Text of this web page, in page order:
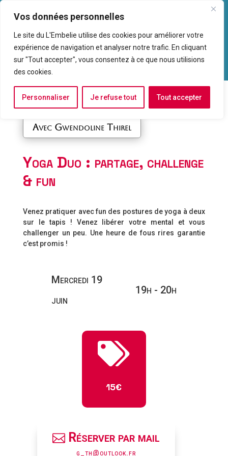
Vos données personnelles
Le site du L'Embelie utilise des cookies pour améliorer votre
expérience de navigation et analyser notre trafic. En cliquant
sur "Tout accepter", vous consentez à ce que nous utilisions
des cookies.
Personnaliser Je refuse tout Tout accepter
Prochainement -> Yoga Duo
Avec Gwendoline Thirel
Yoga Duo : partage, challenge
& fun
Venez pratiquer avec fun des postures de yoga à deux
sur le tapis ! Venez libérer votre mental et vous
challenger un peu. Une heure de fous rires garantie
c’est promis !
Mercredi 19
juin
19h - 20h

15€
Réserver par mail
g_th@outlook.fr